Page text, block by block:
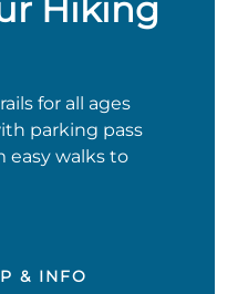
Hiking
for all ages
parking pass
easy walks to
& INFO